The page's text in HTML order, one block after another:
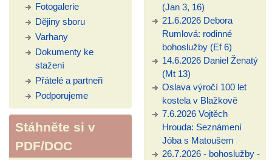
Fotogalerie
Dějiny sboru
Varhany
Dokumenty ke
stažení
Přátelé a partneři
Podporujeme
Stáhněte si v
PDF/DOC
(Jan 3, 16)
21.6.2026 Debora
Rumlová: rodinné
bohoslužby (Ef 6)
14.6.2026 Daniel Ženatý
(Mt 13)
Oslava výročí 100 let
kostela v Blažkově
7.6.2026 Vojtěch
Hrouda: Seznámení
Jóba s Matoušem
26.7.2026 - bohoslužby -